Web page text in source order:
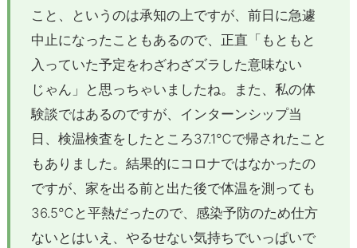
こと、というのは承知の上ですが、前日に急遽
中止になったこともあるので、正直「もともと
入っていた予定をわざわざズラした意味ない
じゃん」と思っちゃいましたね。また、私の体
験談ではあるのですが、インターンシップ当
日、検温検査をしたところ37.1℃で帰されたこと
もありました。結果的にコロナではなかったの
ですが、家を出る前と出た後で体温を測っても
36.5℃と平熱だったので、感染予防のため仕方
ないとはいえ、やるせない気持ちでいっぱいで